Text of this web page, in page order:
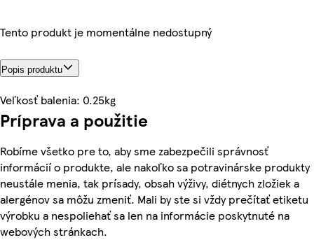
Tento produkt je momentálne nedostupný
Popis produktu
Veľkosť balenia: 0.25kg
Príprava a použitie
Robíme všetko pre to, aby sme zabezpečili správnosť
informácií o produkte, ale nakoľko sa potravinárske produkty
neustále menia, tak prísady, obsah výživy, diétnych zložiek a
alergénov sa môžu zmeniť. Mali by ste si vždy prečítať etiketu
výrobku a nespoliehať sa len na informácie poskytnuté na
webových stránkach.